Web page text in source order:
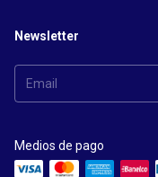
Newsletter
Medios de pago